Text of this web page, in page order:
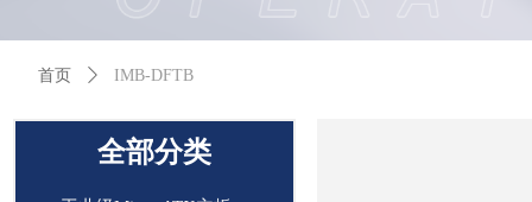
首页 ꄲ IMB-DFTB
全部分类